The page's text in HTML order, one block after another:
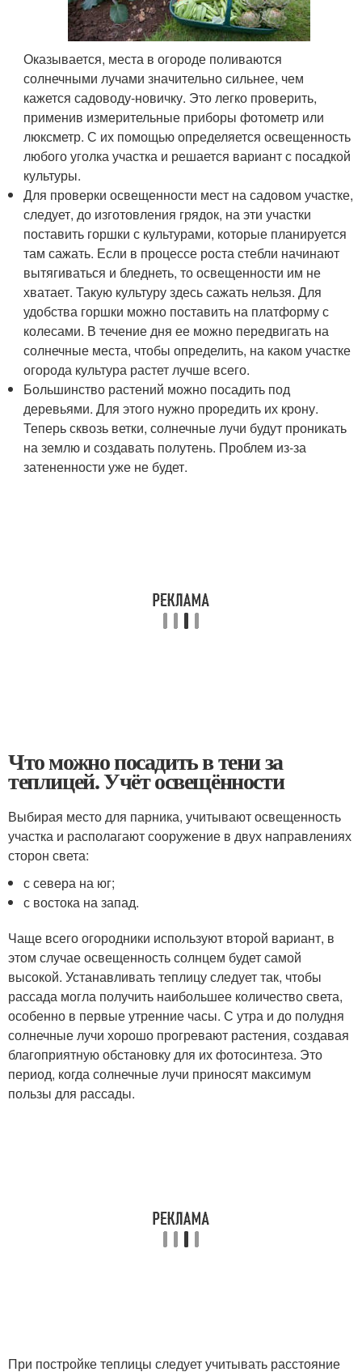
Оказывается, места в огороде поливаются
солнечными лучами значительно сильнее, чем
кажется садоводу-новичку. Это легко проверить,
применив измерительные приборы фотометр или
люксметр. С их помощью определяется освещенность
любого уголка участка и решается вариант с посадкой
культуры.
Для проверки освещенности мест на садовом участке,
следует, до изготовления грядок, на эти участки
поставить горшки с культурами, которые планируется
там сажать. Если в процессе роста стебли начинают
вытягиваться и бледнеть, то освещенности им не
хватает. Такую культуру здесь сажать нельзя. Для
удобства горшки можно поставить на платформу с
колесами. В течение дня ее можно передвигать на
солнечные места, чтобы определить, на каком участке
огорода культура растет лучше всего.
Большинство растений можно посадить под
деревьями. Для этого нужно проредить их крону.
Теперь сквозь ветки, солнечные лучи будут проникать
на землю и создавать полутень. Проблем из-за
затененности уже не будет.
Что можно посадить в тени за
теплицей. Учёт освещённости
Выбирая место для парника, учитывают освещенность
участка и располагают сооружение в двух направлениях
сторон света:
с севера на юг;
с востока на запад.
Чаще всего огородники используют второй вариант, в
этом случае освещенность солнцем будет самой
высокой. Устанавливать теплицу следует так, чтобы
рассада могла получить наибольшее количество света,
особенно в первые утренние часы. С утра и до полудня
солнечные лучи хорошо прогревают растения, создавая
благоприятную обстановку для их фотосинтеза. Это
период, когда солнечные лучи приносят максимум
пользы для рассады.
При постройке теплицы следует учитывать расстояние